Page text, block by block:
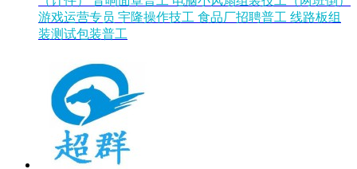
游戏运营专员 宇隆操作技工 食品厂招聘普工 线路板组
装测试包装普工